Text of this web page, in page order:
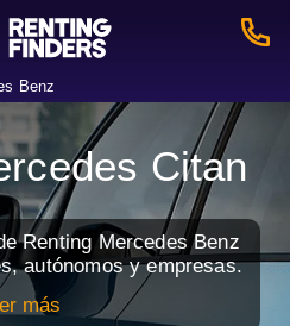
Benz
Citan
Renting Mercedes Benz
autónomos y empresas.
más